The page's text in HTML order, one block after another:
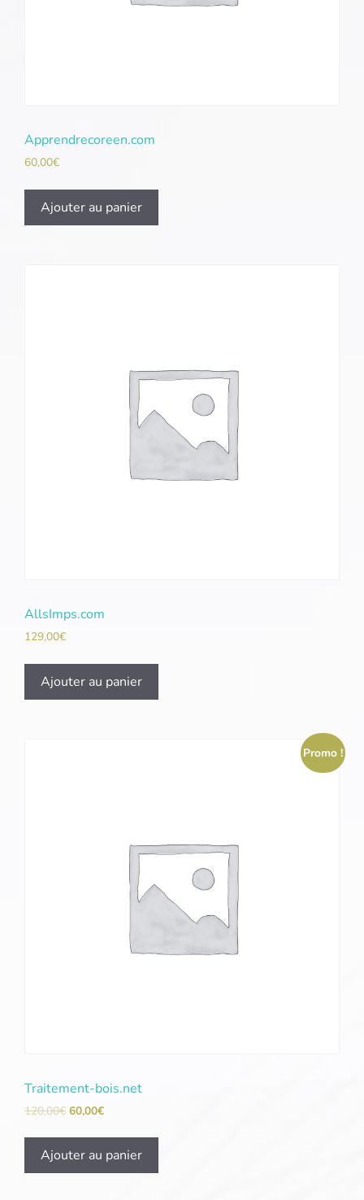
Apprendrecoreen.com
60,00€
Ajouter au panier
AllsImps.com
129,00€
Ajouter au panier
Promo !
Traitement-bois.net
120,00€ 60,00€
Ajouter au panier